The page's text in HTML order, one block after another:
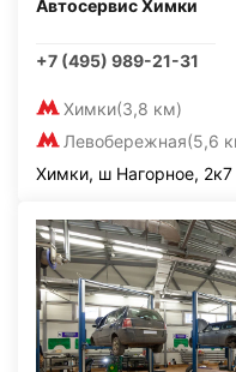
Автосервис Химки
+7 (495) 989-21-31
Химки(3,8 км)
Левобережная(5,6
Химки, ш Нагорное, 2к7